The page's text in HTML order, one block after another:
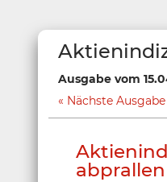
Ausgabe vom
Nächste Ausgabe
abprallen